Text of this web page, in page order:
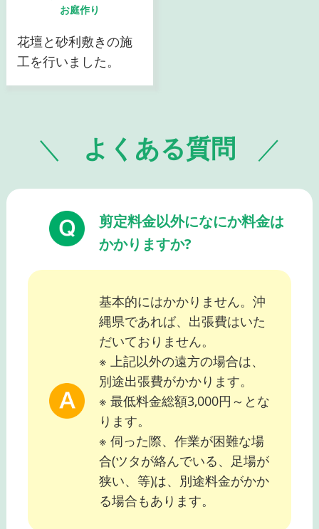
お庭作り
花壇と砂利敷きの施
工を行いました。
よくある質問
剪定料金以外になにか料金は
かかりますか?
基本的にはかかりません。沖
縄県であれば、出張費はいた
だいておりません。
※ 上記以外の遠方の場合は、
別途出張費がかかります。
※ 最低料金総額3,000円～とな
ります。
※ 伺った際、作業が困難な場
合(ツタが絡んでいる、足場が
狭い、等)は、別途料金がかか
る場合もあります。